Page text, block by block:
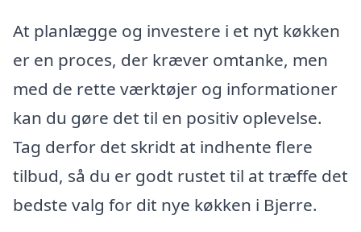
At planlægge og investere i et nyt køkken
er en proces, der kræver omtanke, men
med de rette værktøjer og informationer
kan du gøre det til en positiv oplevelse.
Tag derfor det skridt at indhente flere
tilbud, så du er godt rustet til at træffe det
bedste valg for dit nye køkken i Bjerre.